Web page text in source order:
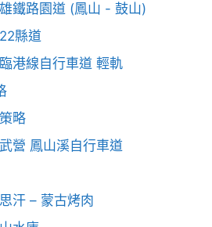
鐵路園道 (鳳山 - 鼓山)
縣道
港線自行車道 輕軌
略
營 鳳山溪自行車道
汗 – 蒙古烤肉